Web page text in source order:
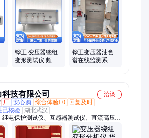
铧正 变压器绕组
变形测试仪 频率
铧正变压器油色
谱在线监测系统7
技有限公司
洽谈
厂 安心购 综合体验L0
回复及时
已核验 湖北武汉
继电保护测试仪、互感器测试仪、直流高压发
验装置、绝缘电阻测试仪、兆欧表